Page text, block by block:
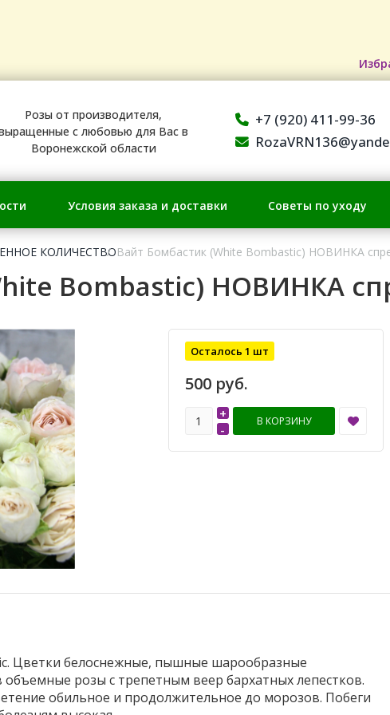
Розы от производителя,
с любовью для Вас в
Воронежской области
+7 (920) 411-99-36
Условия заказа и доставки Советы по уходу
КОЛИЧЕСТВОВайт Бомбастик (White Bombastic) НОВИНКА
Bombastic) НОВИНКА
Осталось 1 шт
500 руб.
-
+ В КОРЗИНУ
Цветки белоснежные, пышные шарообразные
розы с трепетным веер бархатных лепестков.
обильное и продолжительное до морозов. Побеги